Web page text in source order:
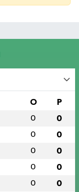
O P
0 0
0 0
0 0
0 0
0 0